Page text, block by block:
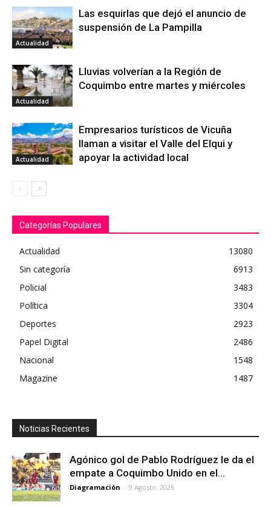
Actualidad
Las esquirlas que dejó el anuncio de
suspensión de La Pampilla
Actualidad
Lluvias volverían a la Región de
Coquimbo entre martes y miércoles
Actualidad
Empresarios turísticos de Vicuña
llaman a visitar el Valle del Elqui y
apoyar la actividad local
Categorías Populares
Actualidad
13080
Sin categoría
6913
Policial
3483
Política
3304
Deportes
2923
Papel Digital
2486
Nacional
1548
Magazine
1487
Noticias Recientes
Agónico gol de Pablo Rodríguez le da el
empate a Coquimbo Unido en el...
Diagramación - 9 Agosto, 2026